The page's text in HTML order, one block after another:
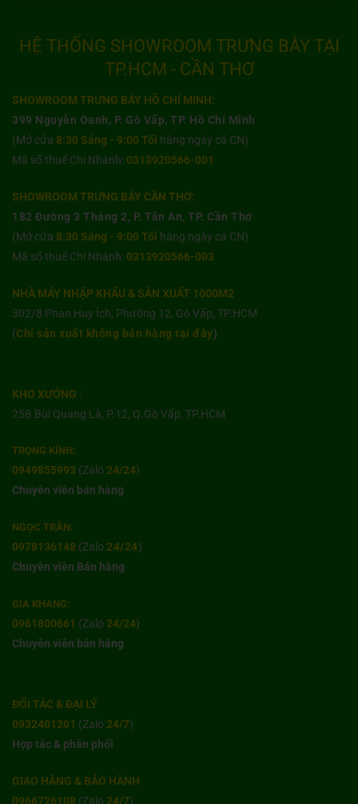
HỆ THỐNG SHOWROOM TRƯNG BÀY TẠI
TP.HCM - CẦN THƠ
SHOWROOM TRƯNG BÀY HỒ CHÍ MINH:
399 Nguyễn Oanh, P. Gò Vấp, TP. Hồ Chí Minh
(Mở cửa 8:30 Sáng - 9:00 Tối hàng ngày cả CN)
Mã số thuế Chi Nhánh: 0313920566-001
SHOWROOM TRƯNG BÀY CẦN THƠ:
182 Đường 3 Tháng 2, P. Tân An, TP. Cần Thơ
(Mở cửa 8:30 Sáng - 9:00 Tối hàng ngày cả CN)
Mã số thuế Chi Nhánh: 0313920566-003
NHÀ MÁY NHẬP KHẨU & SẢN XUẤT 1000M2
302/8 Phan Huy Ích, Phường 12, Gò Vấp, TP.HCM
(Chỉ sản xuất không bán hàng tại đây)
KHO XƯỞNG :
25B Bùi Quang Là, P.12, Q.Gò Vấp, TP.HCM
TRỌNG KÍNH:
0949855993 (Zalo 24/24)
Chuyên viên bán hàng
NGỌC TRÂN:
0978136148 (Zalo 24/24)
Chuyên viên Bán hàng
GIA KHANG:
0961800661 (Zalo 24/24)
Chuyên viên bán hàng
ĐỐI TÁC & ĐẠI LÝ
0932401201 (Zalo 24/7)
Hợp tác & phân phối
GIAO HÀNG & BẢO HÀNH
0966726108 (Zalo 24/7)